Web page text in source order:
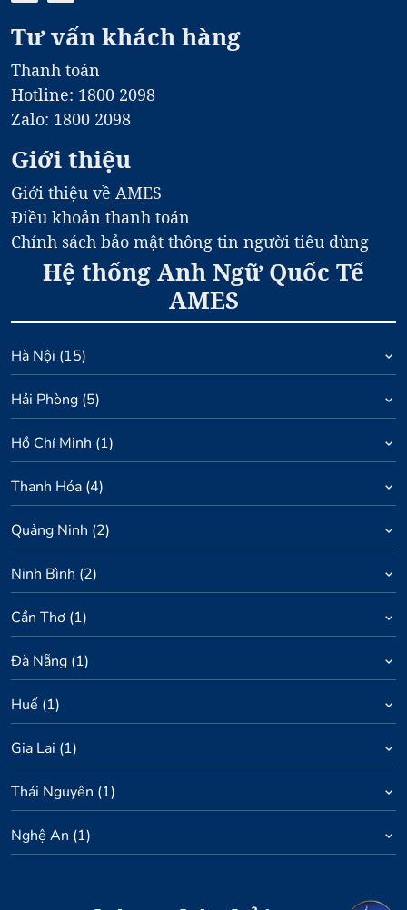
Tư vấn khách hàng
Thanh toán
Hotline: 1800 2098
Zalo: 1800 2098
Giới thiệu
Giới thiệu về AMES
Điều khoản thanh toán
Chính sách bảo mật thông tin người tiêu dùng
Hệ thống Anh Ngữ Quốc Tế
AMES
Hà Nội (15)
Hải Phòng (5)
Hồ Chí Minh (1)
Thanh Hóa (4)
Quảng Ninh (2)
Ninh Bình (2)
Cần Thơ (1)
Đà Nẵng (1)
Huế (1)
Gia Lai (1)
Thái Nguyên (1)
Nghệ An (1)